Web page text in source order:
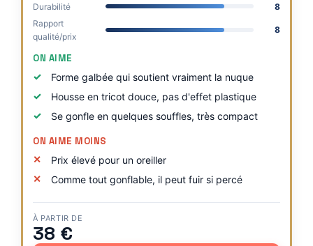
Durabilité
8
Rapport
qualité/prix
8
ON AIME
Forme galbée qui soutient vraiment la nuque
Housse en tricot douce, pas d'effet plastique
Se gonfle en quelques souffles, très compact
ON AIME MOINS
Prix élevé pour un oreiller
Comme tout gonflable, il peut fuir si percé
À PARTIR DE
38 €